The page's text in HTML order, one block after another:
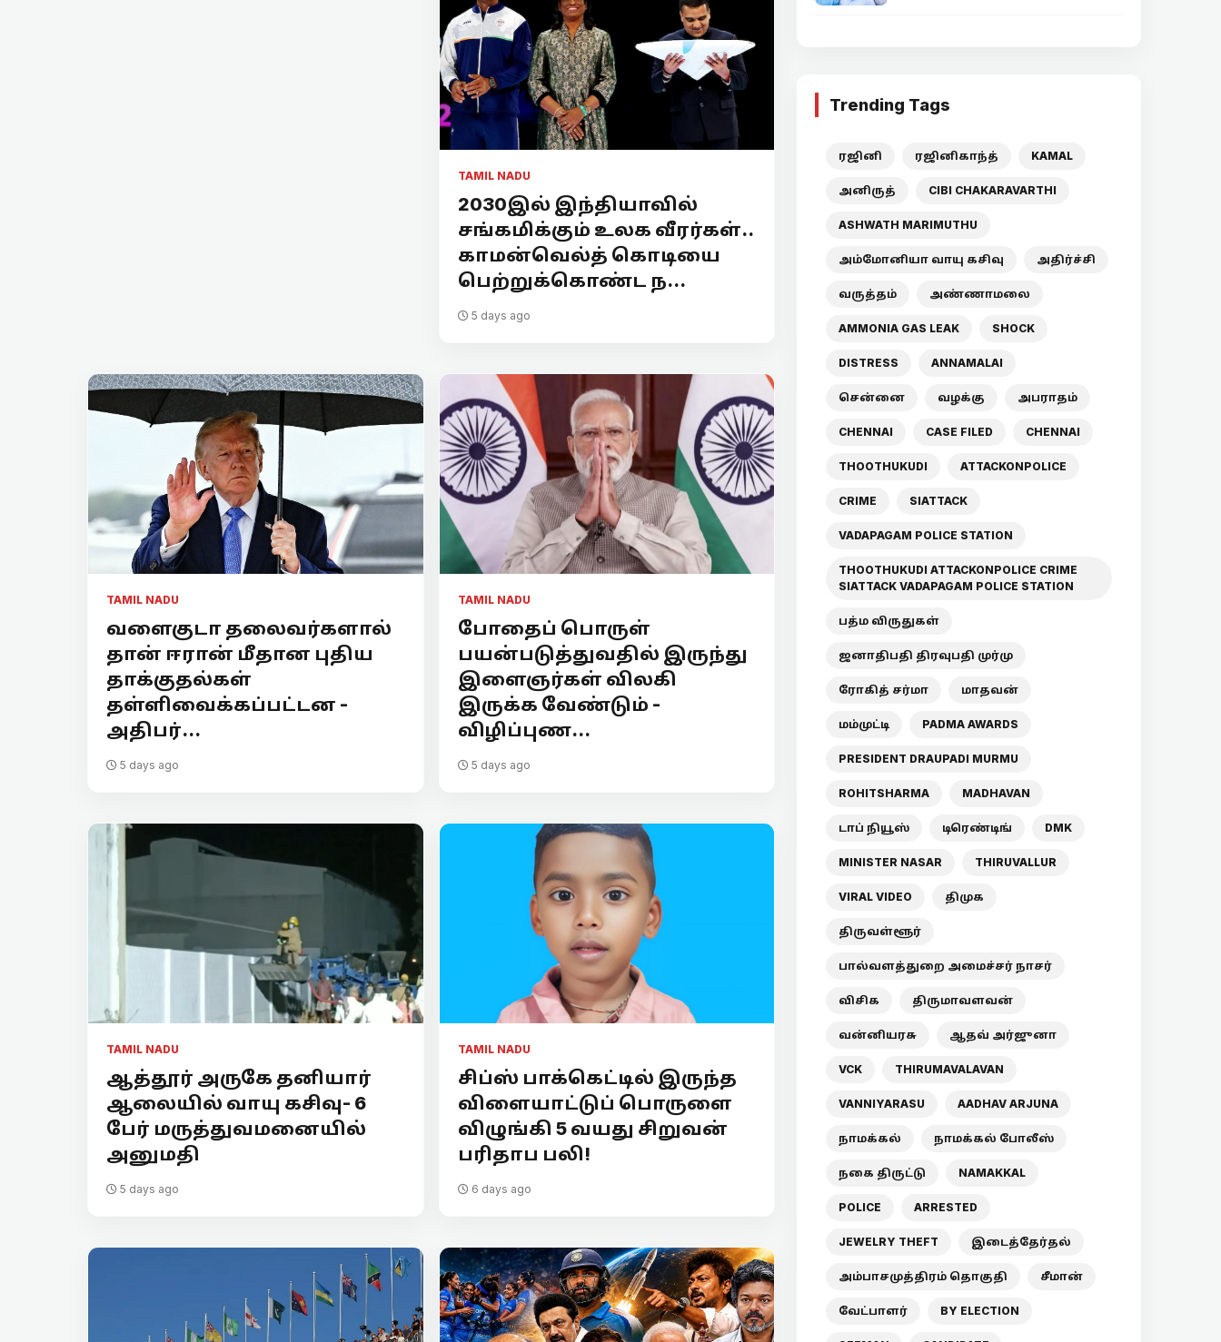
TAMIL NADU
2030இல் இந்தியாவில்
சங்கமிக்கும் உலக வீரர்கள்..
காமன்வெல்த் கொடியை
பெற்றுக்கொண்ட ந...
5 days ago
TAMIL NADU
வளைகுடா தலைவர்களால்
தான் ஈரான் மீதான புதிய
தாக்குதல்கள்
தள்ளிவைக்கப்பட்டன -
அதிபர்...
5 days ago
TAMIL NADU
போதைப் பொருள்
பயன்படுத்துவதில் இருந்து
இளைஞர்கள் விலகி
இருக்க வேண்டும் -
விழிப்புண...
5 days ago
TAMIL NADU
ஆத்தூர் அருகே தனியார்
ஆலையில் வாயு கசிவு- 6
பேர் மருத்துவமனையில்
அனுமதி
5 days ago
TAMIL NADU
சிப்ஸ் பாக்கெட்டில் இருந்த
விளையாட்டுப் பொருளை
விழுங்கி 5 வயது சிறுவன்
பரிதாப பலி!
6 days ago
Trending Tags
ரஜினி ரஜினிகாந்த் KAMAL
அனிருத் CIBI CHAKARAVARTHI
ASHWATH MARIMUTHU
அம்மோனியா வாயு கசிவு அதிர்ச்சி
வருத்தம் அண்ணாமலை
AMMONIA GAS LEAK SHOCK
DISTRESS ANNAMALAI
சென்னை வழக்கு அபராதம்
CHENNAI CASE FILED CHENNAI
THOOTHUKUDI ATTACKONPOLICE
CRIME SIATTACK
VADAPAGAM POLICE STATION
THOOTHUKUDI ATTACKONPOLICE CRIME
SIATTACK VADAPAGAM POLICE STATION
பத்ம விருதுகள்
ஜனாதிபதி திரவுபதி முர்மு
ரோகித் சர்மா மாதவன்
மம்முட்டி PADMA AWARDS
PRESIDENT DRAUPADI MURMU
ROHITSHARMA MADHAVAN
டாப் நியூஸ் டிரெண்டிங் DMK
MINISTER NASAR THIRUVALLUR
VIRAL VIDEO திமுக
திருவள்ளூர்
பால்வளத்துறை அமைச்சர் நாசர்
விசிக திருமாவளவன்
வன்னியரசு ஆதவ் அர்ஜுனா
VCK THIRUMAVALAVAN
VANNIYARASU AADHAV ARJUNA
நாமக்கல் நாமக்கல் போலீஸ்
நகை திருட்டு NAMAKKAL
POLICE ARRESTED
JEWELRY THEFT இடைத்தேர்தல்
அம்பாசமுத்திரம் தொகுதி சீமான்
வேட்பாளர் BY ELECTION